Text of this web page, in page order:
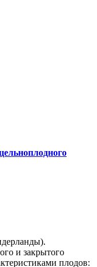
и закрытого
плодов: